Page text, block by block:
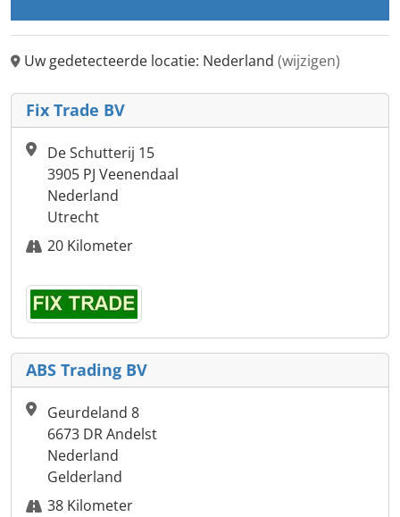
Uw gedetecteerde locatie: Nederland (wijzigen)
Fix Trade BV
De Schutterij 15
3905 PJ Veenendaal
Nederland
Utrecht
20 Kilometer
ABS Trading BV
Geurdeland 8
6673 DR Andelst
Nederland
Gelderland
38 Kilometer